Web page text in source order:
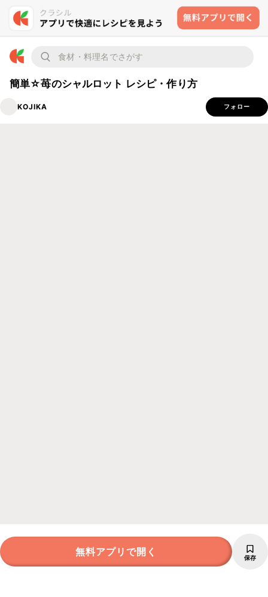
簡単☆苺のシャルロット レシピ・作り方
KOJIKA フォロー
無料アプリで開く 保存